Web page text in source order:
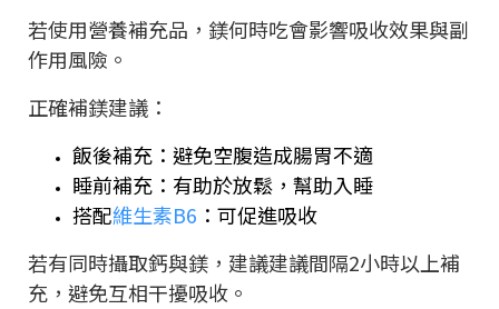
若使用營養補充品，鎂何時吃會影響吸收效果與副
作用風險。
正確補鎂建議：
飯後補充：避免空腹造成腸胃不適
睡前補充：有助於放鬆，幫助入睡
搭配維生素B6 ：可促進吸收
若有同時攝取鈣與鎂，建議建議間隔2小時以上補
充，避免互相干擾吸收。